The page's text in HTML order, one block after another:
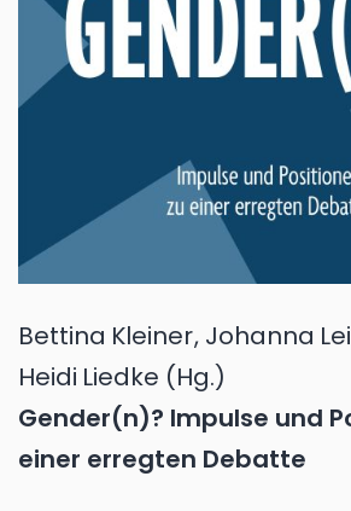
Bettina Kleiner, Johanna
Heidi Liedke (Hg.)
Gender(n)? Impulse und
einer erregten Debatte